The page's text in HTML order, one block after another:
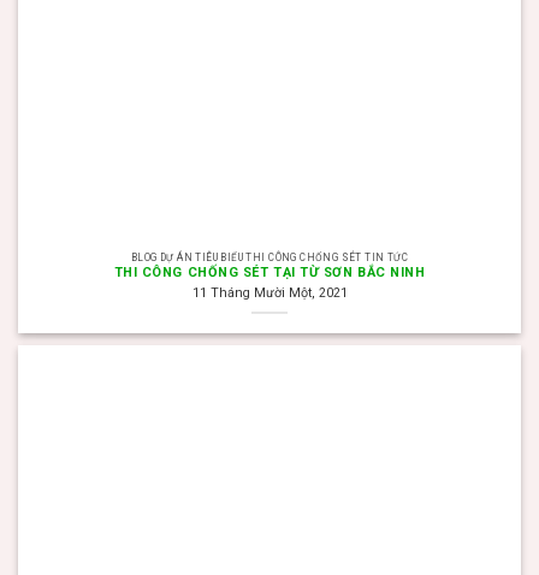
BLOG DỰ ÁN TIÊU BIỂU THI CÔNG CHỐNG SÉT TIN TỨC
THI CÔNG CHỐNG SÉT TẠI TỪ SƠN BẮC NINH
11 Tháng Mười Một, 2021